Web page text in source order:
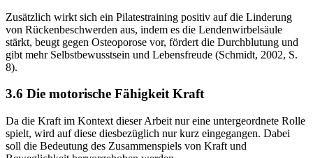
Zusätzlich wirkt sich ein Pilatestraining positiv auf die Linderung
von Rückenbeschwerden aus, indem es die Lendenwirbelsäule
stärkt, beugt gegen Osteoporose vor, fördert die Durchblutung und
gibt mehr Selbstbewusstsein und Lebensfreude (Schmidt, 2002, S.
8).
3.6 Die motorische Fähigkeit Kraft
Da die Kraft im Kontext dieser Arbeit nur eine untergeordnete Rolle
spielt, wird auf diese diesbezüglich nur kurz eingegangen. Dabei
soll die Bedeutung des Zusammenspiels von Kraft und